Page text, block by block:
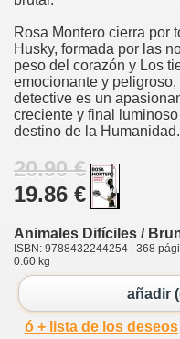
Rosa Montero cierra por
Husky, formada por las
peso del corazón y Los
emocionante y
detective es un
creciente y final
destino de la Humanidad.
20.90 €
19.86 €
Animales Difíciles /
ISBN: 9788432244254 | 368
0.60 kg
añadir
ó + lista de los deseos